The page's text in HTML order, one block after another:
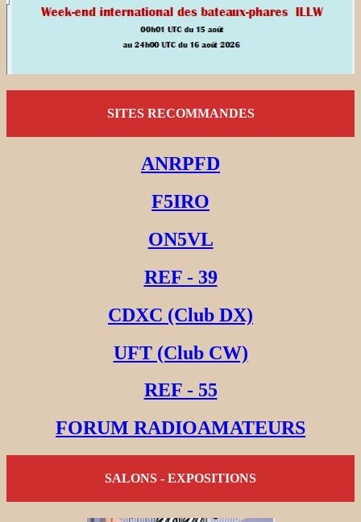
SITES RECOMMANDES
ANRPFD
F5IRO
ON5VL
REF - 39
CDXC (Club DX)
UFT (Club CW)
REF - 55
FORUM RADIOAMATEURS
SALONS - EXPOSITIONS